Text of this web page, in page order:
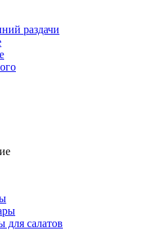
раздачи
для салатов